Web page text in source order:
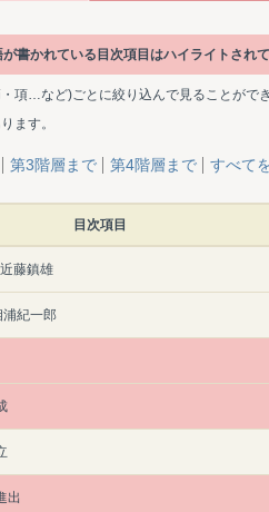
書かれている目次項目はハイライトされ
項…など)ごとに絞り込んで見ることがで
ます。
第3階層まで 第4階層まで すべて
目次項目
藤鎮雄
浦紀一郎
出